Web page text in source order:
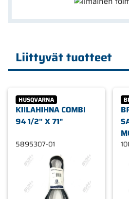
Liittyvät tuotteet
HUSQVARNA
KIILAHIHNA COMBI
94 1/2" X 71"
5895307-01